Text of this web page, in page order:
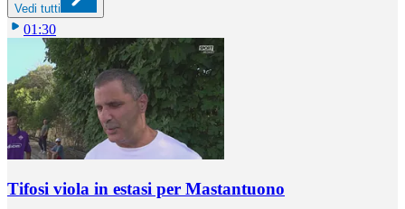
Vedi tutti
01:30
Tifosi viola in estasi per Mastantuono